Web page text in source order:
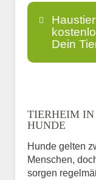
Dein
TIERHEIM
HUNDE
Hunde gelten
Menschen,
sorgen